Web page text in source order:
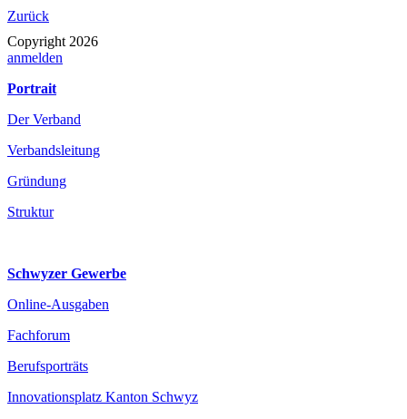
Zurück
Copyright 2026
anmelden
Portrait
Der Verband
Verbandsleitung
Gründung
Struktur
Schwyzer Gewerbe
Online-Ausgaben
Fachforum
Berufsporträts
Innovationsplatz Kanton Schwyz